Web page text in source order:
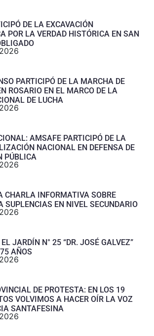
DE LA EXCAVACIÓN
POR LA VERDAD HISTÓRICA EN SAN
PARTICIPÓ DE LA MARCHA DE
ROSARIO EN EL MARCO DE LA
DE LUCHA
AMSAFE PARTICIPÓ DE LA
NACIONAL EN DEFENSA DE
PÚBLICA
CHARLA INFORMATIVA SOBRE
SUPLENCIAS EN NIVEL SECUNDARIO
JARDÍN N° 25 “DR. JOSÉ GALVEZ”
AÑOS
DE PROTESTA: EN LOS 19
VOLVIMOS A HACER OÍR LA VOZ
SANTAFESINA